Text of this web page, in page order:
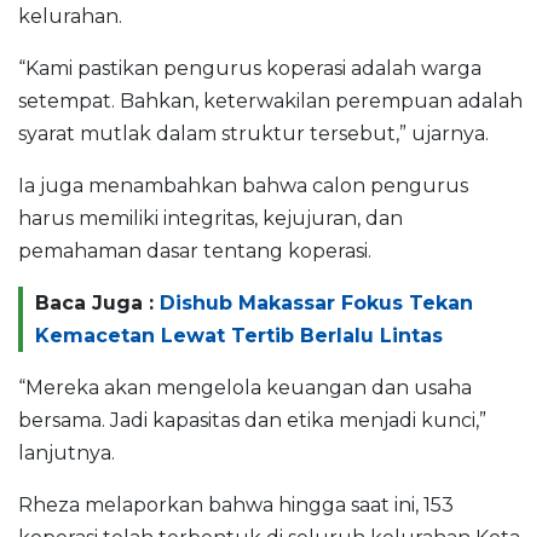
kelurahan.
“Kami pastikan pengurus koperasi adalah warga
setempat. Bahkan, keterwakilan perempuan adalah
syarat mutlak dalam struktur tersebut,” ujarnya.
Ia juga menambahkan bahwa calon pengurus
harus memiliki integritas, kejujuran, dan
pemahaman dasar tentang koperasi.
Baca Juga : Dishub Makassar Fokus Tekan
Kemacetan Lewat Tertib Berlalu Lintas
“Mereka akan mengelola keuangan dan usaha
bersama. Jadi kapasitas dan etika menjadi kunci,”
lanjutnya.
Rheza melaporkan bahwa hingga saat ini, 153